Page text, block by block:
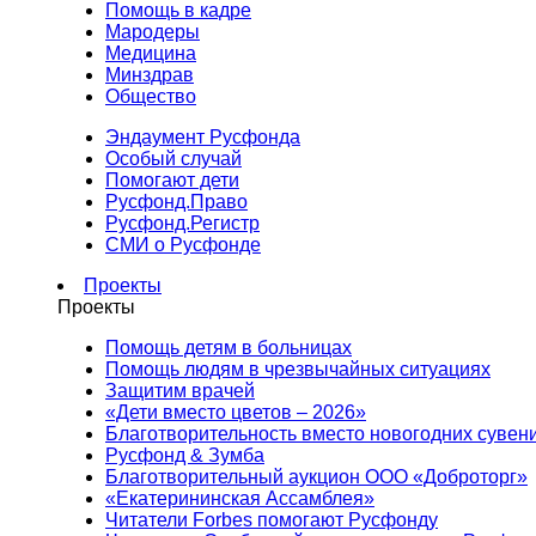
Помощь в кадре
Мародеры
Медицина
Минздрав
Общество
Эндаумент Русфонда
Особый случай
Помогают дети
Русфонд.Право
Русфонд.Регистр
СМИ о Русфонде
Проекты
Проекты
Помощь детям в больницах
Помощь людям в чрезвычайных ситуациях
Защитим врачей
«Дети вместо цветов – 2026»
Благотворительность вместо новогодних
Русфонд & Зумба
Благотворительный аукцион ООО «Доброторг»
«Екатерининская Ассамблея»
Читатели Forbes помогают Русфонду